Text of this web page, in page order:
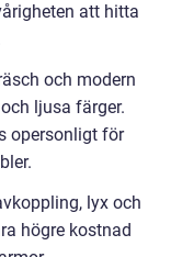
att hitta
och modern
ljusa färger.
opersonligt för
lyx och
högre kostnad